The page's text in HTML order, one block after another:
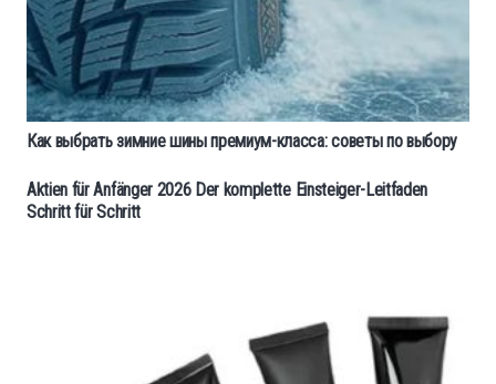
Как выбрать зимние шины премиум-класса: советы по выбору
Aktien für Anfänger 2026 Der komplette Einsteiger-Leitfaden
Schritt für Schritt